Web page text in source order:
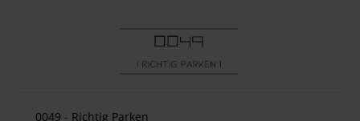
0049 - Richtig Parken